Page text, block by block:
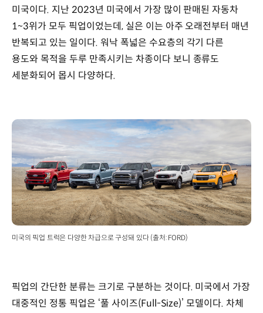
미국이다. 지난 2023년 미국에서 가장 많이 판매된 자동차
1~3위가 모두 픽업이었는데, 실은 이는 아주 오래전부터 매년
반복되고 있는 일이다. 워낙 폭넓은 수요층의 각기 다른
용도와 목적을 두루 만족시키는 차종이다 보니 종류도
세분화되어 몹시 다양하다.
미국의 픽업 트럭은 다양한 차급으로 구성돼 있다 (출처: FORD)
픽업의 간단한 분류는 크기로 구분하는 것이다. 미국에서 가장
대중적인 정통 픽업은 ‘풀 사이즈(Full-Size)’ 모델이다. 차체